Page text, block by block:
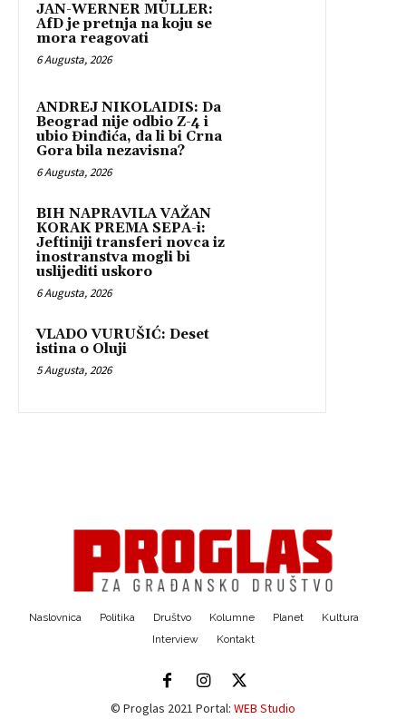
JAN-WERNER MÜLLER:
AfD je pretnja na koju se
mora reagovati
6 Augusta, 2026
ANDREJ NIKOLAIDIS: Da
Beograd nije odbio Z-4 i
ubio Đinđića, da li bi Crna
Gora bila nezavisna?
6 Augusta, 2026
BIH NAPRAVILA VAŽAN
KORAK PREMA SEPA-i:
Jeftiniji transferi novca iz
inostranstva mogli bi
uslijediti uskoro
6 Augusta, 2026
VLADO VURUŠIĆ: Deset
istina o Oluji
5 Augusta, 2026
Naslovnica Politika Društvo Kolumne Planet
Kultura
Interview
Kontakt
© Proglas 2021 Portal: WEB Studio